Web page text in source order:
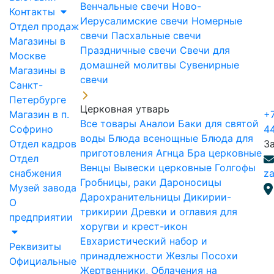
Контакты
Отдел продаж
Магазины в
Москве
Магазины в
Санкт-
Петербурге
Магазин в п.
Софрино
Отдел кадров
Отдел
снабжения
Музей завода
О
предприятии
Реквизиты
Официальные
Венчальные свечи Ново-
Иерусалимские свечи Номерные
свечи Пасхальные свечи
Праздничные свечи Свечи для
домашней молитвы Сувенирные
свечи
Церковная утварь
Все товары Аналои Баки для святой
воды Блюда всенощные Блюда для
приготовления Агнца Бра церковные
Венцы Вывески церковные Голгофы
Гробницы, раки Дароносицы
Дарохранительницы Дикирии-
трикирии Древки и оглавия для
хоругви и крест-икон
Евхаристический набор и
принадлежности Жезлы Посохи
Жертвенники, Облачения на